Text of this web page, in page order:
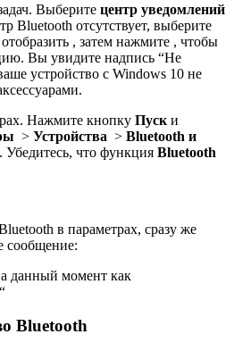
Выберите центр уведомлений
Bluetooth отсутствует, выберите
, затем нажмите , чтобы
Вы увидите надпись “Не
устройство с Windows 10 не
Нажмите кнопку Пуск и
> Устройства > Bluetooth и
. Убедитесь, что функция Bluetooth
в параметрах, сразу же
сообщение:
данный момент как
“
Bluetooth